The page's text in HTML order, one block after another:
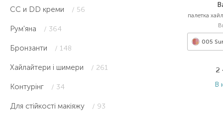
CC и DD креми / 56
Рум'яна / 364
Бронзанти / 148
Хайлайтери і шимери / 261
Контурінг / 34
Для стійкості макіяжу / 93
палетка
005
2
В